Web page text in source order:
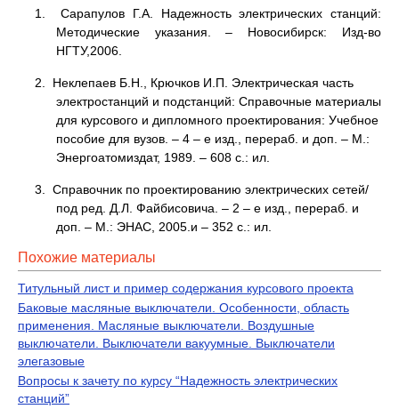
1. Сарапулов Г.А. Надежность электрических станций:
Методические указания. – Новосибирск: Изд-во
НГТУ,2006.
2. Неклепаев Б.Н., Крючков И.П. Электрическая часть
электростанций и подстанций: Справочные материалы
для курсового и дипломного проектирования: Учебное
пособие для вузов. – 4 – е изд., перераб. и доп. – М.:
Энергоатомиздат, 1989. – 608 с.: ил.
3. Справочник по проектированию электрических сетей/
под ред. Д.Л. Файбисовича. – 2 – е изд., перераб. и
доп. – М.: ЭНАС, 2005.и – 352 с.: ил.
Похожие материалы
Титульный лист и пример содержания курсового проекта
Баковые масляные выключатели. Особенности, область
применения. Масляные выключатели. Воздушные
выключатели. Выключатели вакуумные. Выключатели
элегазовые
Вопросы к зачету по курсу “Надежность электрических
станций”